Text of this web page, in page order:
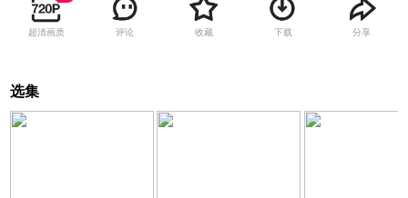
超清画质 评论 收藏 下载 分享
选集